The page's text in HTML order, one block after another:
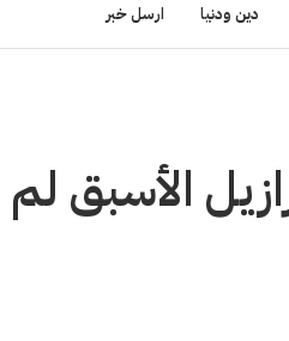
دين ودنيا ارسل خبر
الأسبق